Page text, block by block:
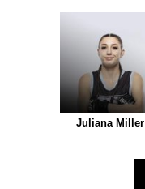
Juliana Miller